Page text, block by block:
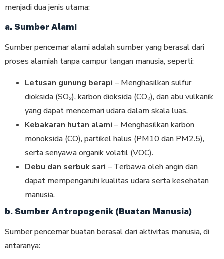
menjadi dua jenis utama:
a. Sumber Alami
Sumber pencemar alami adalah sumber yang berasal dari
proses alamiah tanpa campur tangan manusia, seperti:
Letusan gunung berapi – Menghasilkan sulfur
dioksida (SO₂), karbon dioksida (CO₂), dan abu vulkanik
yang dapat mencemari udara dalam skala luas.
Kebakaran hutan alami – Menghasilkan karbon
monoksida (CO), partikel halus (PM10 dan PM2.5),
serta senyawa organik volatil (VOC).
Debu dan serbuk sari – Terbawa oleh angin dan
dapat mempengaruhi kualitas udara serta kesehatan
manusia.
b. Sumber Antropogenik (Buatan Manusia)
Sumber pencemar buatan berasal dari aktivitas manusia, di
antaranya: